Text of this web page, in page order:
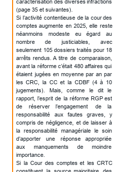
caractérisation des diverses infractions
(page 35 et suivantes).
Si l’activité contentieuse de la courdes
comptes augmente en 2025, elle reste
néanmoins
modeste eu égard
au
nombre
de justiciables,
avec
seulement 105 dossiers traités pour 18
arrêts rendus. A titre de comparaison,
avant la réforme c’était 480 affaires qui
étaient jugées en moyenne par an par
les CRC, la CC et la CDBF (4 à 10
jugements).
Mais, comme le dit
le
rapport, l’esprit de la réforme RGP est
de
réserver l’engagement de
la
responsabilité
aux fautes graves,
y
compris de négligence, et de laisser à
la responsabilité managériale le soin
d’apporter
une réponse
appropriée
aux
manquements de
moindre
importance.
Si la Cour des comptes et les CRTC